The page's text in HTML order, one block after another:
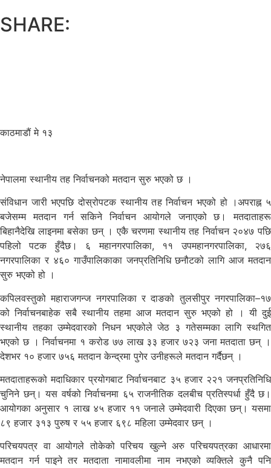
SHARE:
काठमाडौं मे १३
नेपालमा स्थानीय तह निर्वाचनको मतदान सुरु भएको छ ।
संविधान जारी भएपछि दोस्रोपटक स्थानीय तह निर्वाचन भएको हो ।अपराह्न ५
बजेसम्म मतदान गर्न सकिने निर्वाचन आयोगले जनाएको छ। मतदाताहरू
बिहानैदेखि लाइनमा बसेका छन् । एकै चरणमा स्थानीय तह निर्वाचन २०४७ पछि
पहिलो पटक हुँदैछ। ६ महानगरपालिका, ११ उपमहानगरपालिका, २७६
नगरपालिका र ४६० गाउँपालिकाका जनप्रतिनिधि छनौटको लागि आज मतदान
सुरु भएको हो ।
कपिलवस्तुको महाराजगन्ज नगरपालिका र दाङको तुलसीपुर नगरपालिका–१७
को निर्वाचनबाहेक सबै स्थानीय तहमा आज मतदान सुरु भएको हो । यी दुई
स्थानीय तहका उम्मेदवारको निधन भएकोले जेठ ३ गतेसम्मका लागि स्थगित
भएको छ । निर्वाचनमा १ करोड ७७ लाख ३३ हजार ७२३ जना मतदाता छन् ।
देशभर १० हजार ७५६ मतदान केन्द्रमा पुगेर उनीहरूले मतदान गर्दैछन् ।
मतदाताहरूको मदाधिकार प्रयोगबाट निर्वाचनबाट ३५ हजार २२१ जनप्रतिनिधि
चुनिने छन्। यस वर्षको निर्वाचनमा ६५ राजनीतिक दलबीच प्रतिस्पर्धा हुँदै छ।
आयोगका अनुसार १ लाख ४५ हजार ११ जनाले उम्मेदवारी दिएका छन्। यसमा
८९ हजार ३१३ पुरुष र ५५ हजार ६९८ महिला उम्मेदवार छन् ।
परिचयपत्र वा आयोगले तोकेको परिचय खुल्ने अरु परिचयपत्रका आधारमा
मतदान गर्न पाइने तर मतदाता नामावलीमा नाम नभएको व्यक्तिले कुनै पनि